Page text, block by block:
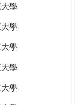
學
學
學
學
學